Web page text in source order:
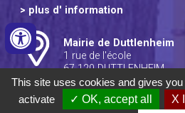
> plus d' information
Mairie de Duttlenheim
1 rue de l'école
67 120 DUTTLENHEIM
Tél : 03 88 50 80 10
Fax : 03 88 50 70 60
This site uses cookies and gives
activate
✓ OK, accept all X